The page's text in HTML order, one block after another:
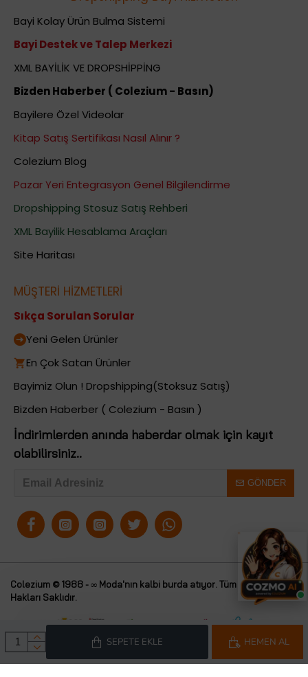
SEPETE EKLE HEMEN AL
Bayi Kolay Ürün Bulma Sistemi
Bayi Destek ve Talep Merkezi
XML BAYİLİK VE DROPSHİPPİNG
Bizden Haberber ( Colezium - Basın)
Bayilere Özel Videolar
Kitap Satış Sertifikası Nasıl Alınır ?
Colezium Blog
Pazar Yeri Entegrasyon Genel Bilgilendirme
Dropshipping Stosuz Satış Rehberi
XML Bayilik Hesablama Araçları
Site Haritası
MÜŞTERİ HİZMETLERİ
Sıkça Sorulan Sorular
Yeni Gelen Ürünler
En Çok Satan Ürünler
Bayimiz Olun ! Dropshipping(Stoksuz Satış)
Bizden Haberber ( Colezium - Basın )
İndirimlerden anında haberdar olmak için kayıt
olabilirsiniz..
GÖNDER
Colezium © 1988 - ∞ Moda'nın kalbi burda atıyor. Tüm
Hakları Saklıdır.
Colezium